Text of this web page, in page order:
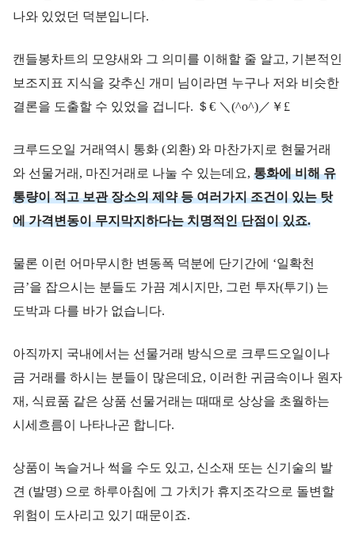
나와 있었던 덕분입니다.
캔들봉차트의 모양새와 그 의미를 이해할 줄 알고, 기본적인
보조지표 지식을 갖추신 개미 님이라면 누구나 저와 비슷한
결론을 도출할 수 있었을 겁니다. ＄€ ＼(^o^)／￥£
크루드오일 거래역시 통화 (외환) 와 마찬가지로 현물거래
와 선물거래, 마진거래로 나눌 수 있는데요, 통화에 비해 유
통량이 적고 보관 장소의 제약 등 여러가지 조건이 있는 탓
에 가격변동이 무지막지하다는 치명적인 단점이 있죠.
물론 이런 어마무시한 변동폭 덕분에 단기간에 ‘일확천
금’을 잡으시는 분들도 가끔 계시지만, 그런 투자(투기) 는
도박과 다를 바가 없습니다.
아직까지 국내에서는 선물거래 방식으로 크루드오일이나
금 거래를 하시는 분들이 많은데요, 이러한 귀금속이나 원자
재, 식료품 같은 상품 선물거래는 때때로 상상을 초월하는
시세흐름이 나타나곤 합니다.
상품이 녹슬거나 썩을 수도 있고, 신소재 또는 신기술의 발
견 (발명) 으로 하루아침에 그 가치가 휴지조각으로 돌변할
위험이 도사리고 있기 때문이죠.